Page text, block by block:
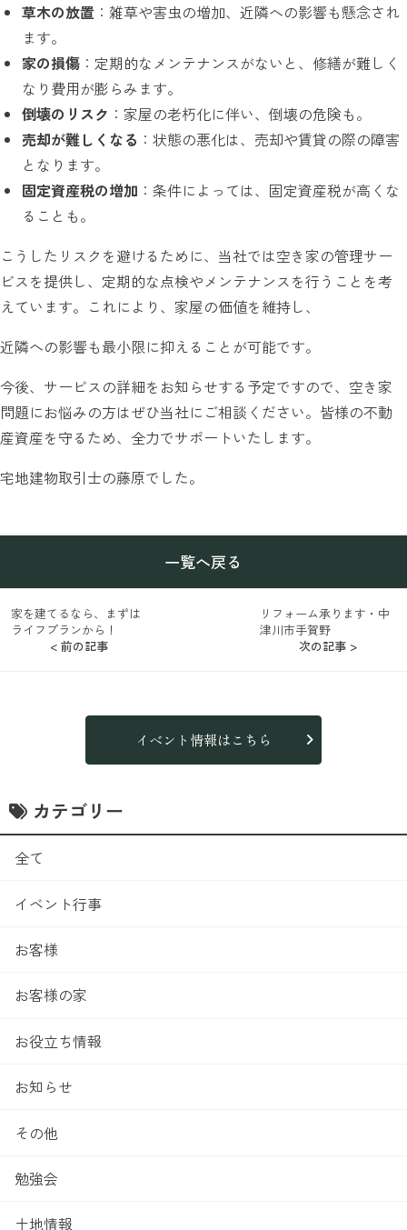
草木の放置 ：雑草や害虫の増加、近隣への影響も懸念され
ます。
家の損傷 ：定期的なメンテナンスがないと、修繕が難しく
なり費用が膨らみます。
倒壊のリスク ：家屋の老朽化に伴い、倒壊の危険も。
売却が難しくなる ：状態の悪化は、売却や賃貸の際の障害
となります。
固定資産税の増加 ：条件によっては、固定資産税が高くな
ることも。
こうしたリスクを避けるために、当社では空き家の管理サー
ビスを提供し、定期的な点検やメンテナンスを行うことを考
えています。これにより、家屋の価値を維持し、
近隣への影響も最小限に抑えることが可能です。
今後、サービスの詳細をお知らせする予定ですので、空き家
問題にお悩みの方はぜひ当社にご相談ください。皆様の不動
産資産を守るため、全力でサポートいたします。
宅地建物取引士の藤原でした。
< 前の記事
家を建てるなら、まずは
ライフプランから！
一覧へ戻る
リフォーム承ります・中
津川市手賀野
次の記事 >
イベント情報はこちら
カテゴリー
全て
イベント行事
お客様
お客様の家
お役立ち情報
お知らせ
その他
勉強会
土地情報